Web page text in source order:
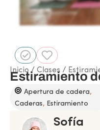
Inicio / Clases /
Estiramiento
Apertura de cadera,
Caderas, Estiramiento
Sofía